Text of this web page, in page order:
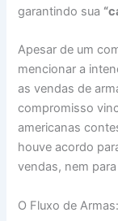
garantindo sua
Apesar de um
mencionar a
as vendas de
compromisso
americanas
houve acordo
vendas, nem
O Fluxo de